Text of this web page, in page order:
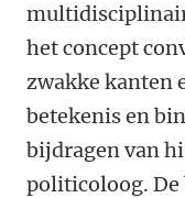
het concept
zwakke kanten
betekenis en
bijdragen van
politicoloog.